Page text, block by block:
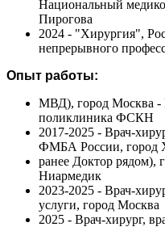
Национальный
Пирогова
2024 - "Хирургия",
непрерывного
Опыт работы:
МВД), город Москва -
поликлиника ФСКН
2017-2025 - Врач-
ФМБА России, город
ранее Доктор рядом),
Ниармедик
2023-2025 - Врач-
услуги, город Москва
2025 - Врач-хирург,